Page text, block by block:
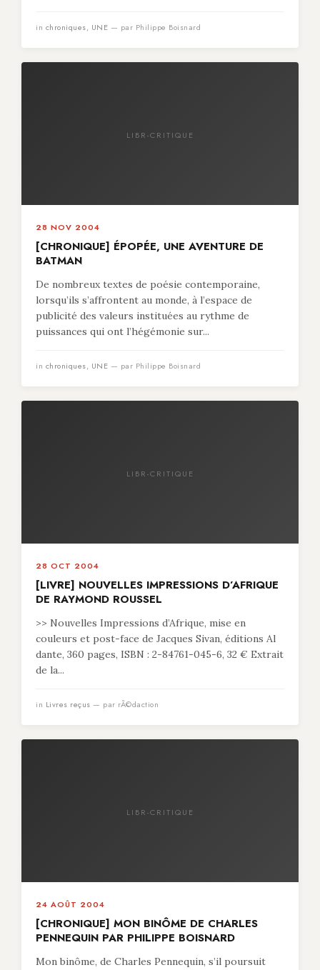
in chroniques, UNE — par Philippe Boisnard
LIBR-CRITIQUE
28 NOV 2004
[CHRONIQUE] ÉPOPÉE, UNE AVENTURE DE
BATMAN
De nombreux textes de poésie contemporaine,
lorsqu’ils s’affrontent au monde, à l’espace de
publicité des valeurs instituées au rythme de
puissances qui ont l’hégémonie sur...
in chroniques, UNE — par Philippe Boisnard
LIBR-CRITIQUE
28 OCT 2004
[LIVRE] NOUVELLES IMPRESSIONS D’AFRIQUE
DE RAYMOND ROUSSEL
>> Nouvelles Impressions d’Afrique, mise en
couleurs et post-face de Jacques Sivan, éditions Al
dante, 360 pages, ISBN : 2-84761-045-6, 32 € Extrait
de la...
in Livres reçus — par rÃ©daction
LIBR-CRITIQUE
24 AOÛT 2004
[CHRONIQUE] MON BINÔME DE CHARLES
PENNEQUIN PAR PHILIPPE BOISNARD
Mon binôme, de Charles Pennequin, s’il poursuit